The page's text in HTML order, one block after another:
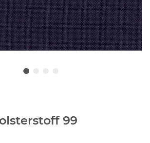
99